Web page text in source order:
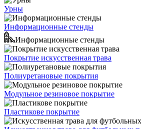
Урны
Информационные стенды
Информационные стенды
Покрытие искусственная трава
Полиуретановые покрытия
Модульное резиновое покрытие
Пластикове покрытие